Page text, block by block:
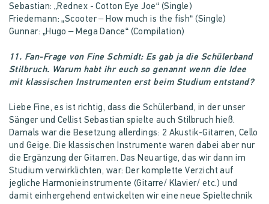
Sebastian: „Rednex - Cotton Eye Joe“ (Single)
Friedemann: „Scooter – How much is the fish“ (Single)
Gunnar: „Hugo – Mega Dance“ (Compilation)
11. Fan-Frage von Fine Schmidt: Es gab ja die Schülerband
Stilbruch. Warum habt ihr euch so genannt wenn die Idee
mit klassischen Instrumenten erst beim Studium entstand?
Liebe Fine, es ist richtig, dass die Schülerband, in der unser
Sänger und Cellist Sebastian spielte auch Stilbruch hieß.
Damals war die Besetzung allerdings: 2 Akustik-Gitarren, Cello
und Geige. Die klassischen Instrumente waren dabei aber nur
die Ergänzung der Gitarren. Das Neuartige, das wir dann im
Studium verwirklichten, war: Der komplette Verzicht auf
jegliche Harmonieinstrumente (Gitarre/ Klavier/ etc.) und
damit einhergehend entwickelten wir eine neue Spieltechnik